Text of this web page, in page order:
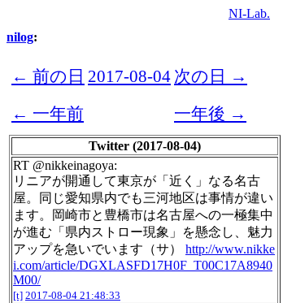
NI-Lab.
nilog:
← 前の日 2017-08-04 次の日 →
← 一年前
一年後 →
Twitter (2017-08-04)
RT @nikkeinagoya:
リニアが開通して東京が「近く」なる名古
屋。同じ愛知県内でも三河地区は事情が違い
ます。岡崎市と豊橋市は名古屋への一極集中
が進む「県内ストロー現象」を懸念し、魅力
アップを急いでいます（サ） http://www.nikke
i.com/article/DGXLASFD17H0F_T00C17A8940
M00/
[t] 2017-08-04 21:48:33